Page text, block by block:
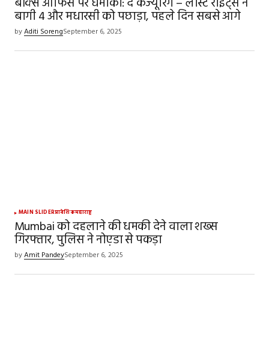
बागी 4 और मधारसी को पछाड़ा, पहले दिन सबसे आगे
byAditi SorengSeptember 6, 2025
MAIN SLIDERप्रादेशिकमहाराष्ट्र
Mumbai को दहलाने की धमकी देने वाला शख्स
गिरफ्तार, पुलिस ने नोए़डा से पकड़ा
byAmit PandeySeptember 6, 2025